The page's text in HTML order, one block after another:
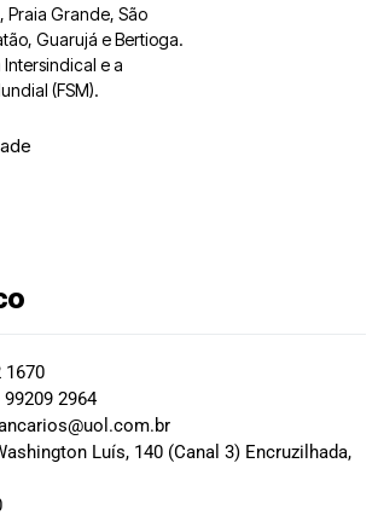
Praia Grande, São
Guarujá e Bertioga.
e a
(FSM).
1670
2964
Luís, 140 (Canal 3) Encruzilhada,